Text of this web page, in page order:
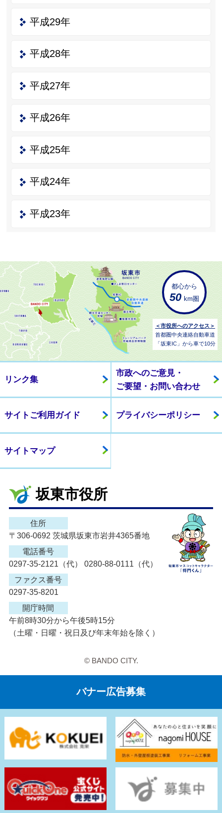
平成29年
平成28年
平成27年
平成26年
平成25年
平成24年
平成23年
都心から
50 km圏
＜市役所へのアクセス＞
首都圏中央連絡自動車道
「坂東IC」から車で10分
リンク集
市政へのご意見・
ご要望・お問い合わせ
サイトご利用ガイド プライバシーポリシー
サイトマップ
坂東市役所
住所
〒306-0692 茨城県坂東市岩井4365番地
電話番号
0297-35-2121（代） 0280-88-0111（代）
ファクス番号
0297-35-8201
開庁時間
午前8時30分から午後5時15分
（土曜・日曜・祝日及び年末年始を除く）
© BANDO CITY.
バナー広告募集